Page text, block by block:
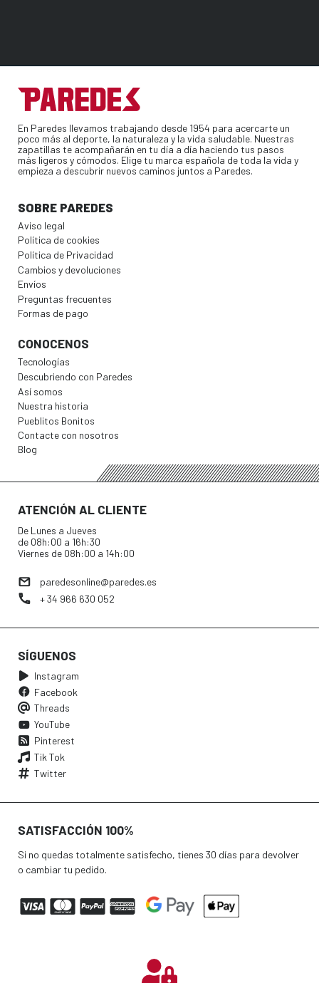
En Paredes llevamos trabajando desde 1954 para acercarte un
poco más al deporte, la naturaleza y la vida saludable. Nuestras
zapatillas te acompañarán en tu día a día haciendo tus pasos
más ligeros y cómodos. Elige tu marca española de toda la vida y
empieza a descubrir nuevos caminos juntos a Paredes.
SOBRE PAREDES
Aviso legal
Política de cookies
Política de Privacidad
Cambios y devoluciones
Envíos
Preguntas frecuentes
Formas de pago
CONOCENOS
Tecnologías
Descubriendo con Paredes
Así somos
Nuestra historia
Pueblitos Bonitos
Contacte con nosotros
Blog
ATENCIÓN AL CLIENTE
De Lunes a Jueves
de 08h:00 a 16h:30
Viernes de 08h:00 a 14h:00
paredesonline@paredes.es
+ 34 966 630 052
SÍGUENOS
Instagram
Facebook
Threads
YouTube
Pinterest
Tik Tok
Twitter
SATISFACCIÓN 100%
Si no quedas totalmente satisfecho, tienes 30 días para devolver
o cambiar tu pedido.